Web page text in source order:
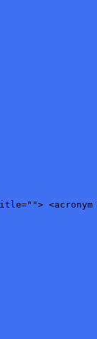
<acronym